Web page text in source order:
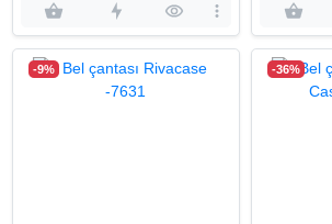
-9% -36%